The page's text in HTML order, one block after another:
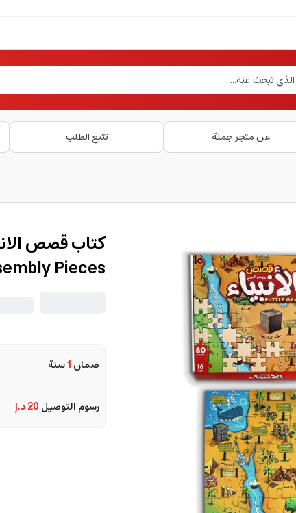
عن متجر جملة تتبع الطلب
Pieces
ضمان 1سنة
رسوم التوصيل 20 د.إ